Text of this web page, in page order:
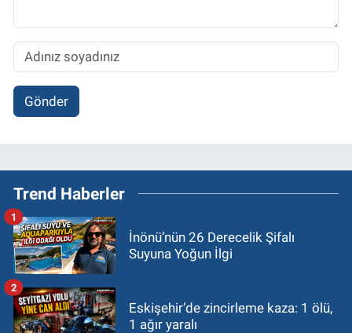
Gönder
Trend Haberler
İnönü’nün 26 Derecelik Şifalı
Suyuna Yoğun İlgi
1
Eskişehir’de zincirleme kaza: 1 ölü,
1 ağır yaralı
2